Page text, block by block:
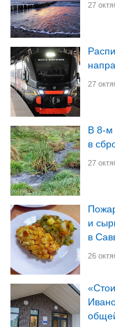
27
27
В 8-м
в
27
и
в
26